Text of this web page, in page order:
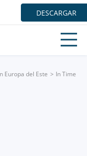
DESCARGAR
Europa del Este In Time